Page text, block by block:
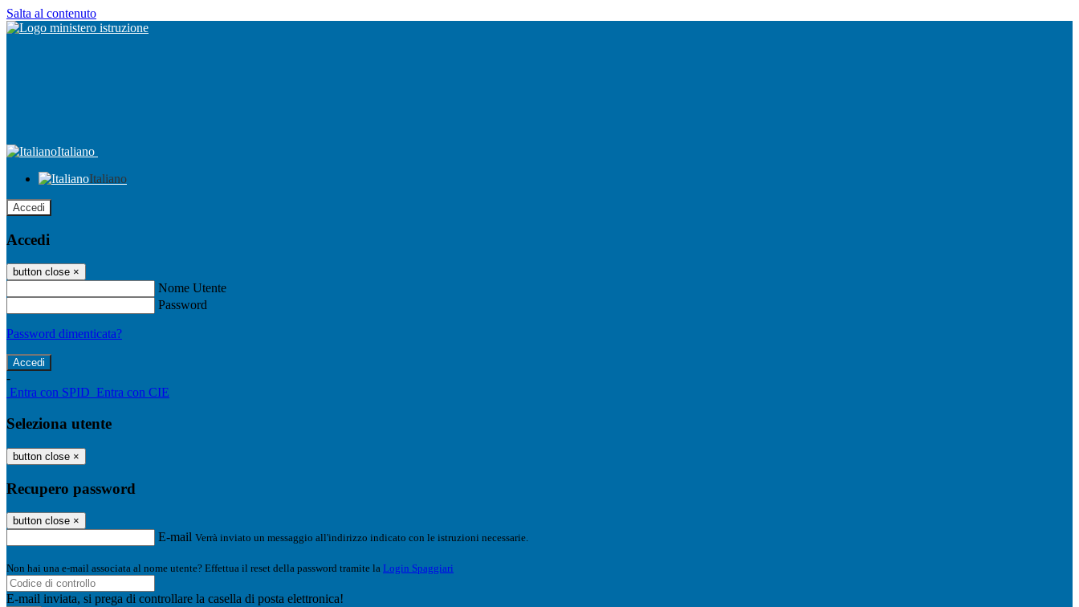
Salta al contenuto
Italiano
Italiano
Accedi
Accedi
button close ×
Nome Utente
Password
Password dimenticata?
-
Entra con SPID Entra con CIE
Seleziona utente
button close ×
Recupero password
button close ×
E-mail Verrà inviato un messaggio all'indirizzo indicato con le istruzioni necessarie.
Non hai una e-mail associata al nome utente? Effettua il reset della password tramite la Login Spaggiari
E-mail inviata, si prega di controllare la casella di posta elettronica!